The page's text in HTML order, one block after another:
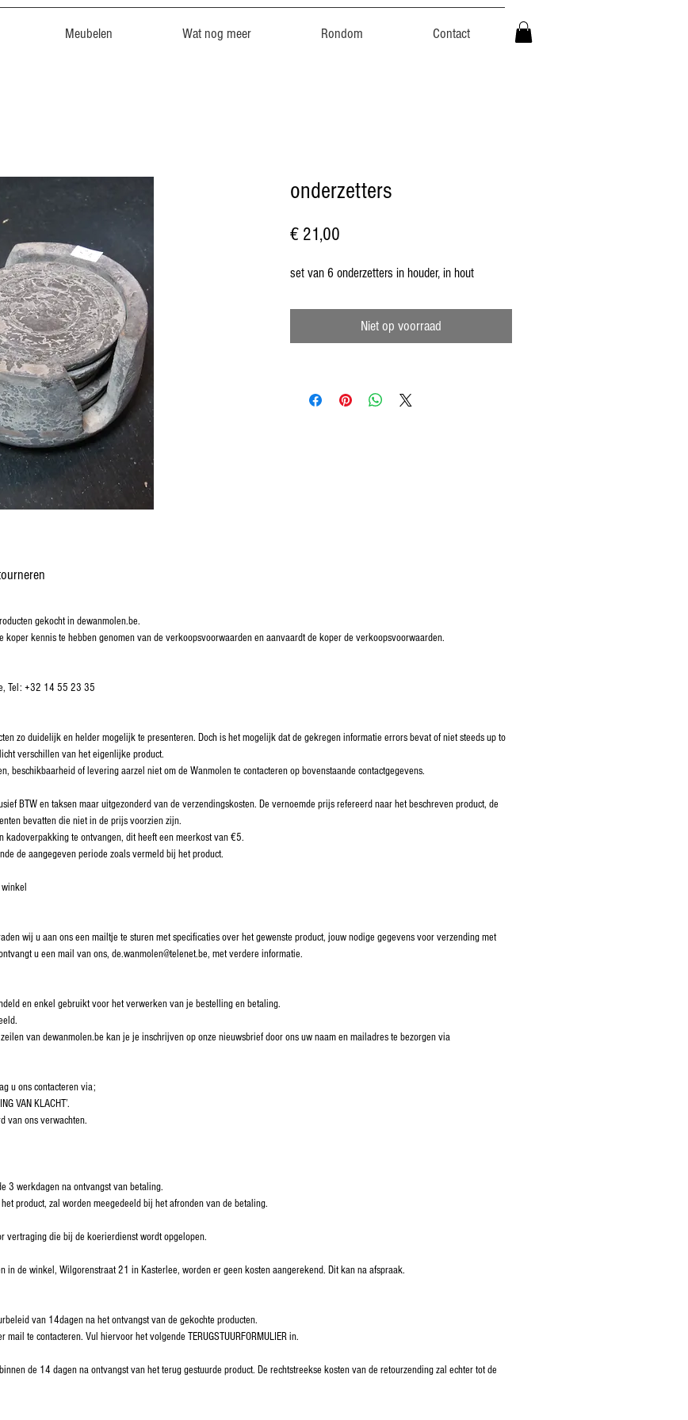
Meubelen Wat nog meer Rondom Contact
onderzetters
€ 21,00
set van 6 onderzetters in houder, in hout
Niet op voorraad
gekocht in dewanmolen.be.
kennis te hebben genomen van de verkoopsvoorwaarden en aanvaardt de koper de verkoopsvoorwaarden.
Tel: +32 14 55 23 35
zo duidelijk en helder mogelijk te presenteren. Doch is het mogelijk dat de gekregen informatie errors bevat of niet steeds up to
verschillen van het eigenlijke product.
beschikbaarheid of levering aarzel niet om de Wanmolen te contacteren op bovenstaande contactgegevens.
BTW en taksen maar uitgezonderd van de verzendingskosten. De vernoemde prijs refereerd naar het beschreven product, de
bevatten die niet in de prijs voorzien zijn.
kadoverpakking te ontvangen, dit heeft een meerkost van €5.
de aangegeven periode zoals vermeld bij het product.
wij u aan ons een mailtje te sturen met specificaties over het gewenste product, jouw nodige gegevens voor verzending met
u een mail van ons, de.wanmolen@telenet.be, met verdere informatie.
en enkel gebruikt voor het verwerken van je bestelling en betaling.
van dewanmolen.be kan je je inschrijven op onze nieuwsbrief door ons uw naam en mailadres te bezorgen via
u ons contacteren via;
VAN KLACHT’.
van ons verwachten.
3 werkdagen na ontvangst van betaling.
product, zal worden meegedeeld bij het afronden van de betaling.
vertraging die bij de koerierdienst wordt opgelopen.
in de winkel, Wilgorenstraat 21 in Kasterlee, worden er geen kosten aangerekend. Dit kan na afspraak.
van 14dagen na het ontvangst van de gekochte producten.
te contacteren. Vul hiervoor het volgende TERUGSTUURFORMULIER in.
de 14 dagen na ontvangst van het terug gestuurde product. De rechtstreekse kosten van de retourzending zal echter tot de